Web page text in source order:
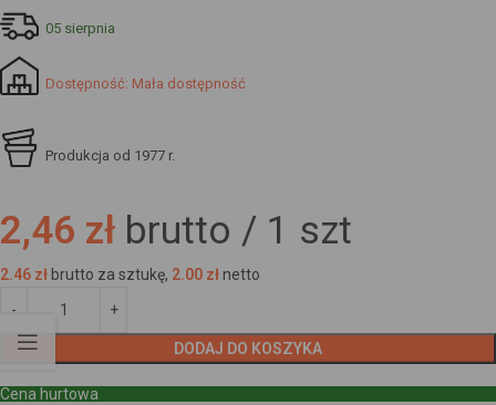
05 sierpnia
Dostępność: Mała dostępność
Produkcja od 1977 r.
2,46 zł brutto / 1 szt
2.46 zł brutto za sztukę, 2.00 zł netto
DODAJ DO KOSZYKA
Cena hurtowa